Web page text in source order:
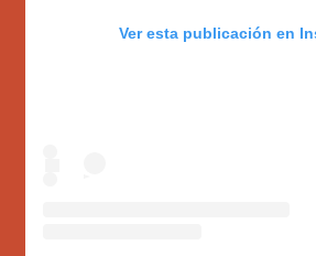
Ver esta publicación en